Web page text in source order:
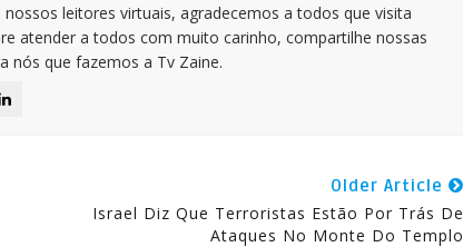
leitores virtuais, agradecemos a todos que visita
atender a todos com muito carinho, compartilhe nossas
nós que fazemos a Tv Zaine.
Older Article
Israel Diz Que Terroristas Estão Por Trás De
Ataques No Monte Do Templo